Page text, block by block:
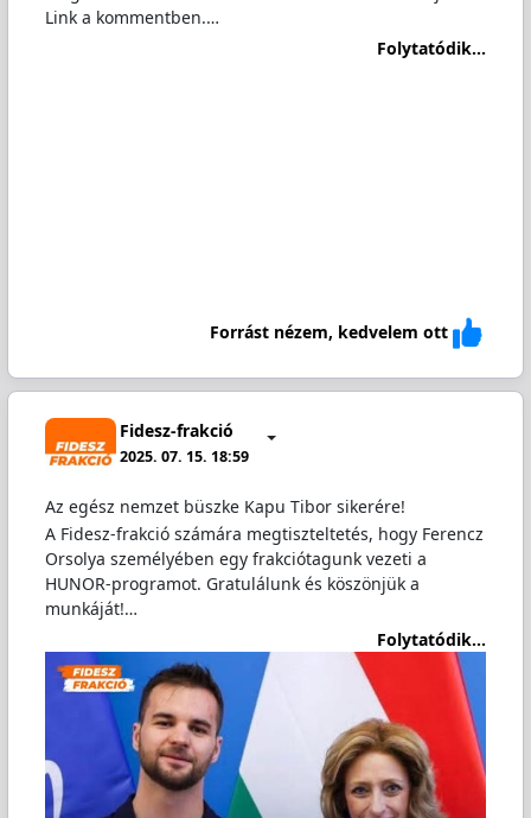
Link a kommentben.…
Folytatódik...
Forrást nézem, kedvelem ott
Fidesz-frakció
2025. 07. 15. 18:59
Az egész nemzet büszke Kapu Tibor sikerére!
A Fidesz-frakció számára megtiszteltetés, hogy Ferencz
Orsolya személyében egy frakciótagunk vezeti a
HUNOR-programot. Gratulálunk és köszönjük a
munkáját!…
Folytatódik...